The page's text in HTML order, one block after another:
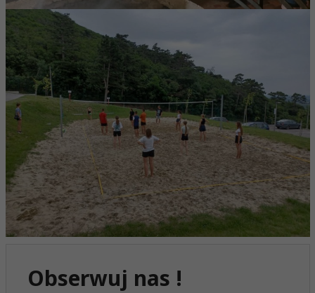
Obserwuj nas !